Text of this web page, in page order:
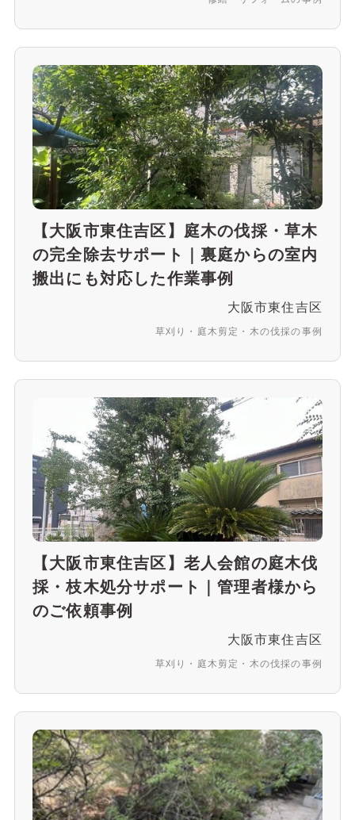
【大阪市東住吉区】庭木の伐採・草木
の完全除去サポート｜裏庭からの室内
搬出にも対応した作業事例
大阪市東住吉区
草刈り・庭木剪定・木の伐採の事例
【大阪市東住吉区】老人会館の庭木伐
採・枝木処分サポート｜管理者様から
のご依頼事例
大阪市東住吉区
草刈り・庭木剪定・木の伐採の事例